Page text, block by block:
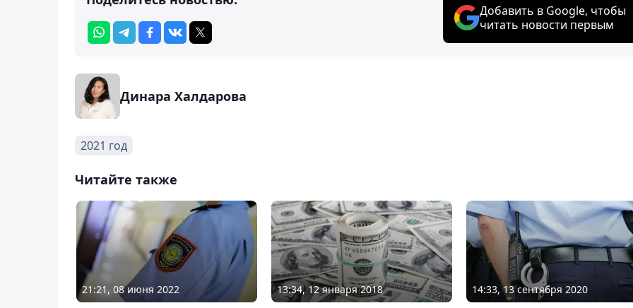
Добавить в Google, чтобы
читать новости первым
Динара Халдарова
2021 год
Читайте также
21:21, 08 июня 2022 13:34, 12 января 2018 14:33, 13 сентября 2020